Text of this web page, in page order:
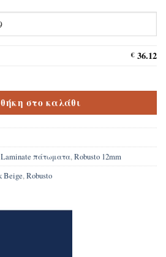
€36.12
στο καλάθι
Laminate πάτωματα,Robusto 12mm
Beige,Robusto